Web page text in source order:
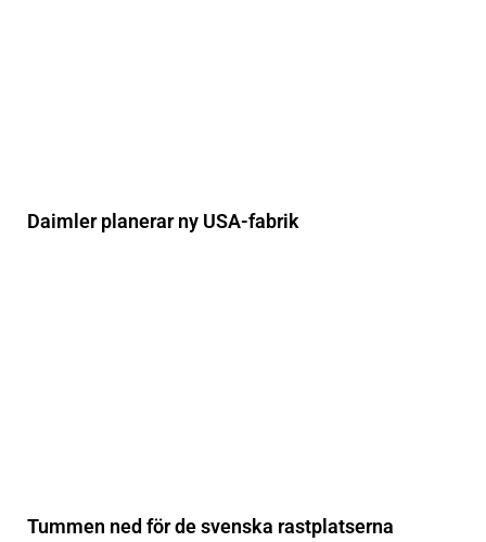
Daimler planerar ny USA-fabrik
Tummen ned för de svenska rastplatserna